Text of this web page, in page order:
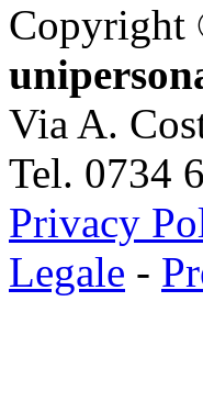
Copyright
Via A.
Tel. 0734
Privacy
Legale -